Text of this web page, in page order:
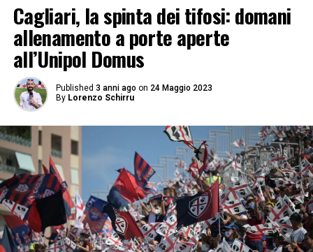
Cagliari, la spinta dei tifosi: domani
allenamento a porte aperte
all’Unipol Domus
Published 3 anni ago on 24 Maggio 2023
By Lorenzo Schirru